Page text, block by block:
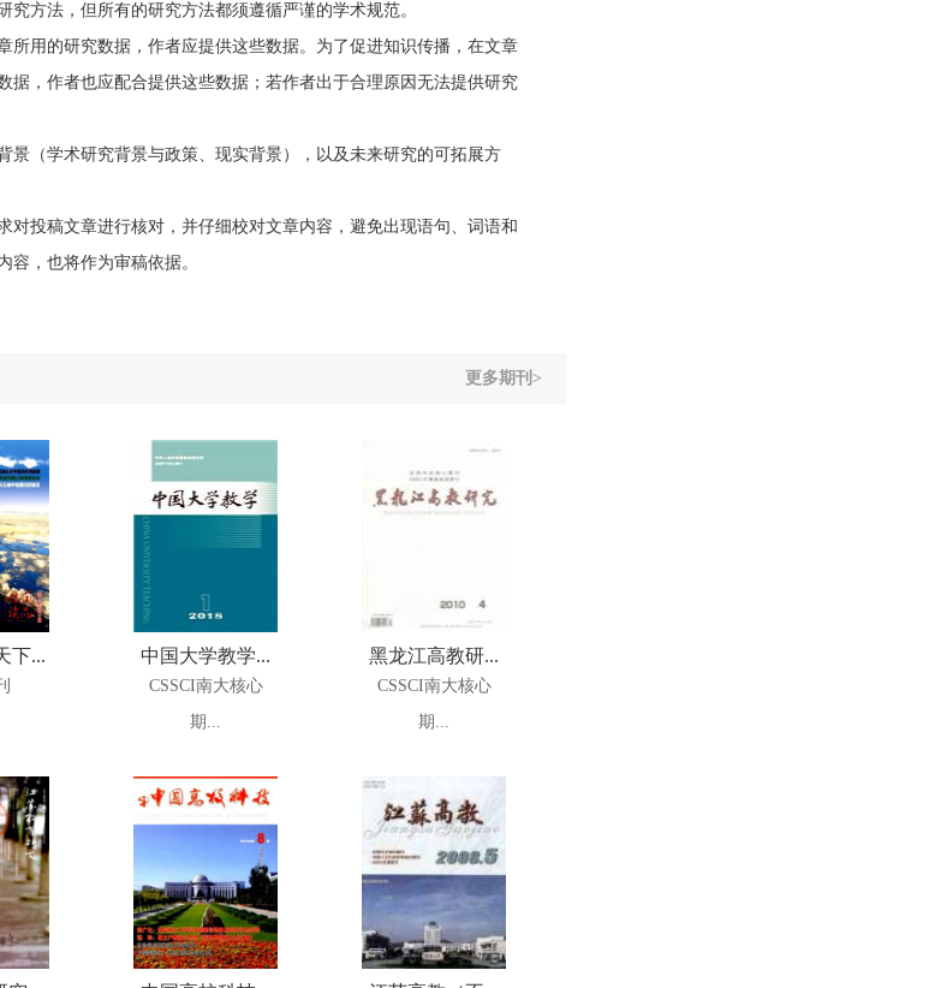
方法，但所有的研究方法都须遵循严谨的学术规范。
所用的研究数据，作者应提供这些数据。为了促进知识传播，在文章
据，作者也应配合提供这些数据；若作者出于合理原因无法提供研究
景（学术研究背景与政策、现实背景），以及未来研究的可拓展方
对投稿文章进行核对，并仔细校对文章内容，避免出现语句、词语和
容，也将作为审稿依据。
更多期刊>
下... 中国大学教学...
CSSCI南大核心
期...
黑龙江高教研...
CSSCI南大核心
期...